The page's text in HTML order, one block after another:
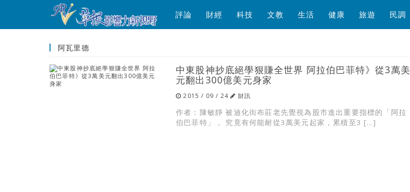
評論 財經 科技 文教 生活 健康 旅遊 民調
阿瓦里德
中東股神抄底絕學狠賺全世界 阿拉伯巴菲特》從3萬美
元翻出300億美元身家
2015 / 09 / 24 財訊
作者：陳敏靜 被迪化街布莊老先覺視為股市進出重要指標的「阿拉
伯巴菲特」， 究竟有何能耐從3萬美元起家，累積至3 […]